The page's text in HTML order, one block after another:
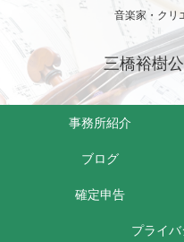
音楽家・クリ
三橋裕樹
事務所紹介
ブログ
確定申告
プライ